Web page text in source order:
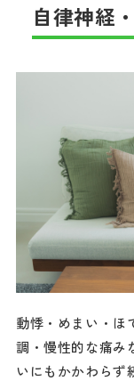
自律神経
動悸・めまい・ほ
調・慢性的な痛み
いにもかかわらず